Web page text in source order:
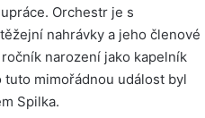
Orchestr je s
nahrávky a jeho členové
narození jako kapelník
mimořádnou událost byl
Spilka.